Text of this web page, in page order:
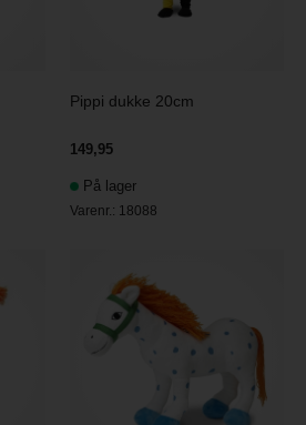
Pippi dukke 20cm
149,95
På lager
Varenr.: 18088